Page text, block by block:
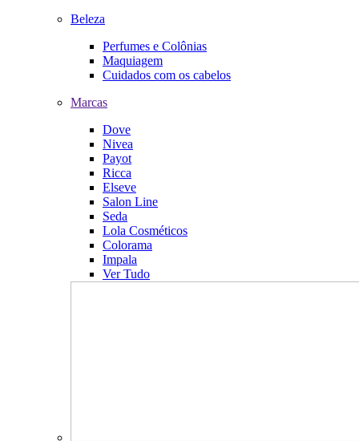
Beleza
Perfumes e Colônias
Maquiagem
Cuidados com os cabelos
Marcas
Dove
Nivea
Payot
Ricca
Elseve
Salon Line
Seda
Lola Cosméticos
Colorama
Impala
Ver Tudo